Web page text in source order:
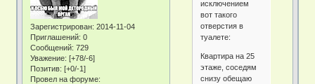
Зарегистрирован: 2014-11-04
Приглашений: 0
Сообщений: 729
Уважение: [+78/-6]
Позитив: [+0/-1]
Провел на форуме:
исключением
вот такого
отверстия в
туалете:
Квартира на 25
этаже, соседям
снизу обещаю